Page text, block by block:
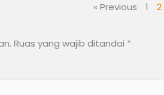
« Previous 1 2
Ruas yang wajib ditandai *